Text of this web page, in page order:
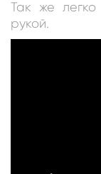
Так же
рукой.